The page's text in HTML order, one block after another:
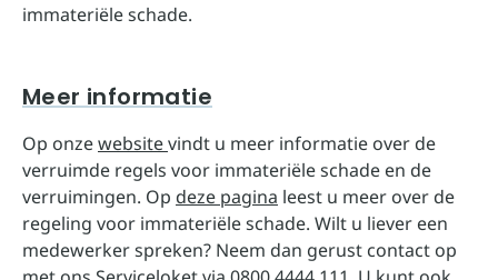
immateriële schade.
Meer informatie
Op onzewebsitevindt u meer informatie over de
verruimde regels voor immateriële schade en de
verruimingen. Op deze pagina leest u meer over de
regeling voor immateriële schade. Wilt u liever een
medewerker spreken? Neem dan gerust contact op